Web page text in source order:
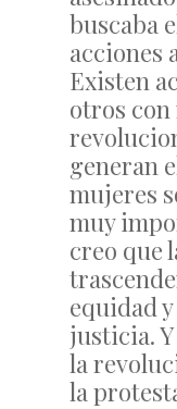
buscaba
acciones
Existen
otros
generan
mujeres
muy
creo que
equidad
justicia. Y
la
la